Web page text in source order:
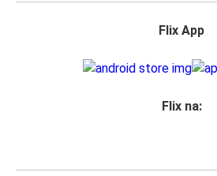
martwić, że nie wystarczy Ci miejsca
miejsce siedzącew naszych
zakupu biletu. Do wyboru masz
Flix App
Flix na: